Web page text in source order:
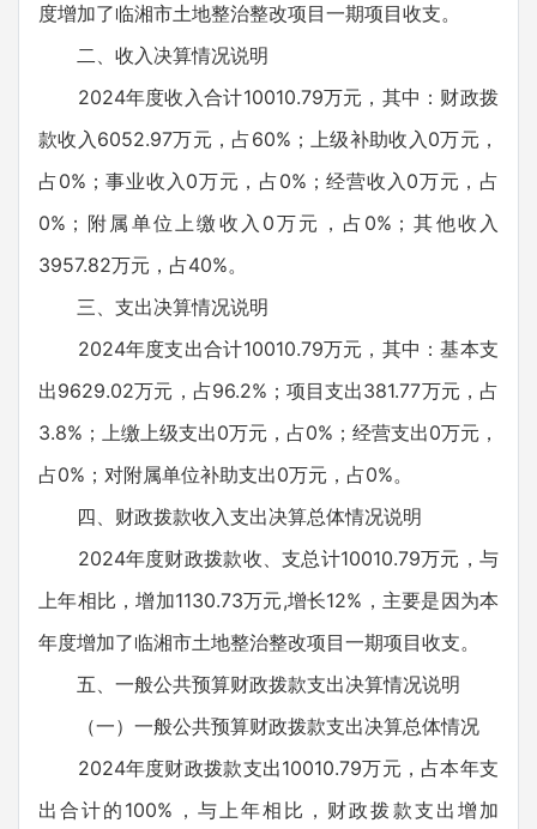
度增加了临湘市土地整治整改项目一期项目收支。
二、收入决算情况说明
2024年度收入合计10010.79万元，其中：财政拨
款收入6052.97万元，占60%；上级补助收入0万元，
占0%；事业收入0万元，占0%；经营收入0万元，占
0%；附属单位上缴收入0万元，占0%；其他收入
3957.82万元，占40%。
三、支出决算情况说明
2024年度支出合计10010.79万元，其中：基本支
出9629.02万元，占96.2%；项目支出381.77万元，占
3.8%；上缴上级支出0万元，占0%；经营支出0万元，
占0%；对附属单位补助支出0万元，占0%。
四、财政拨款收入支出决算总体情况说明
2024年度财政拨款收、支总计10010.79万元，与
上年相比，增加1130.73万元,增长12%，主要是因为本
年度增加了临湘市土地整治整改项目一期项目收支。
五、一般公共预算财政拨款支出决算情况说明
（一）一般公共预算财政拨款支出决算总体情况
2024年度财政拨款支出10010.79万元，占本年支
出合计的100%，与上年相比，财政拨款支出增加